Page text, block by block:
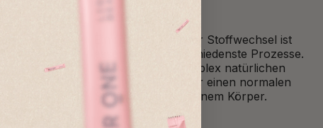
Funktion
Ein funktionierender Stoffwechsel ist
essentiell für verschiedenste Prozesse.
Der Vitamin-B-Komplex natürlichen
Ursprungs sorgt für einen normalen
Stoffwechsel² in deinem Körper.